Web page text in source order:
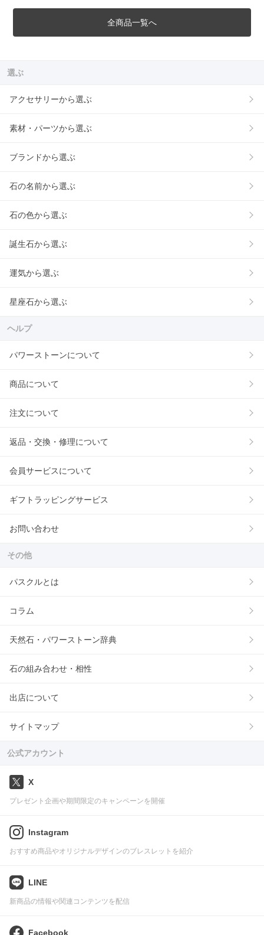
全商品一覧へ
選ぶ
アクセサリーから選ぶ
素材・パーツから選ぶ
ブランドから選ぶ
石の名前から選ぶ
石の色から選ぶ
誕生石から選ぶ
運気から選ぶ
星座石から選ぶ
ヘルプ
パワーストーンについて
商品について
注文について
返品・交換・修理について
会員サービスについて
ギフトラッピングサービス
お問い合わせ
その他
パスクルとは
コラム
天然石・パワーストーン辞典
石の組み合わせ・相性
出店について
サイトマップ
公式アカウント
X
プレゼント企画や期間限定のキャンペーンを開催
Instagram
おすすめ商品やオリジナルデザインのブレスレットを紹介
LINE
新商品の情報や関連コンテンツを配信
Facebook